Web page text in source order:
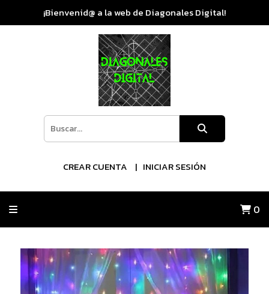
¡Bienvenid@ a la web de Diagonales Digital!
CREAR CUENTA INICIAR SESIÓN
0